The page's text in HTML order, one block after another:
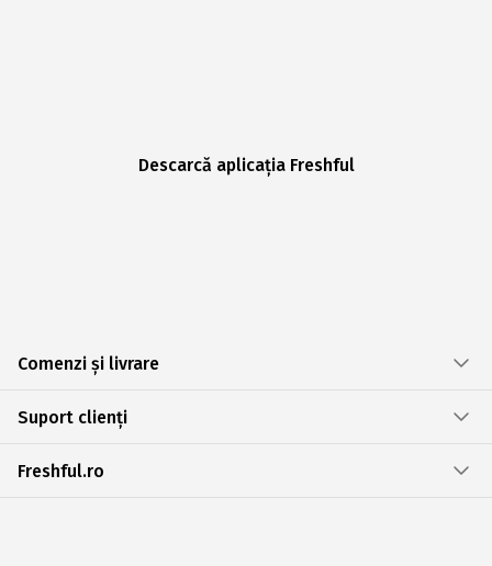
Descarcă aplicația Freshful
Comenzi și livrare
Suport clienți
Freshful.ro